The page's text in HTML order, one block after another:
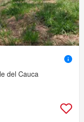
del Cauca